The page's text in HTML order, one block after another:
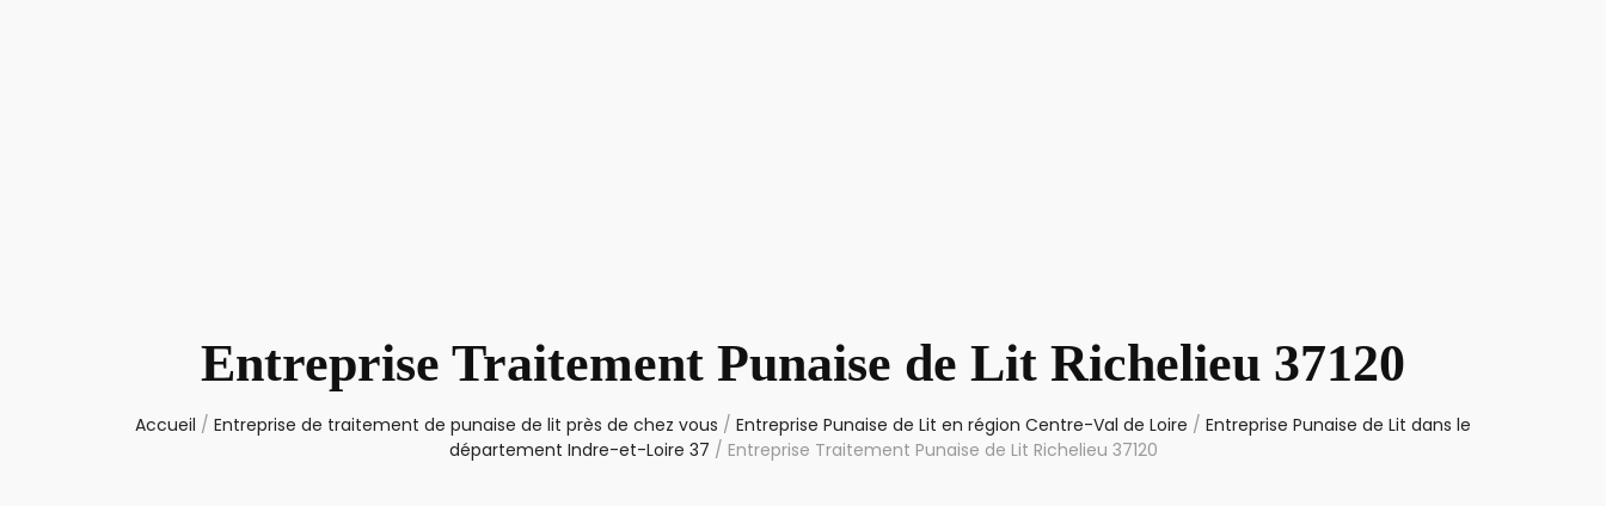
Entreprise Traitement Punaise de Lit Richelieu 37120
Accueil / Entreprise de traitement de punaise de lit près de chez vous / Entreprise Punaise de Lit en région Centre-Val de Loire / Entreprise Punaise de Lit dans le
département Indre-et-Loire 37 / Entreprise Traitement Punaise de Lit Richelieu 37120